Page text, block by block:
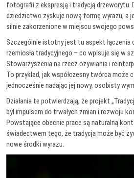
fotografii z ekspresją i tradycją drzeworytu.
dziedzictwo zyskuje nową formę wyrazu, a
silnie zakorzenione w miejscu swojego
Szczególnie istotny jest tu aspekt łączenia
rzemiosła tradycyjnego – co wpisuje się w
Stowarzyszenia na rzecz ożywiania i
To przykład, jak współczesny twórca może
jednocześnie nadając jej nowy, osobisty
Działania te potwierdzają, że projekt
był impulsem do trwałych zmian i rozwoju
Powstające obecnie prace są naturalną
świadectwem tego, że tradycja może być
nowe środki wyrazu.